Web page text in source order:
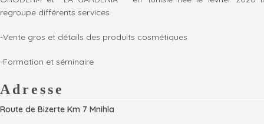
regroupe différents services
-Vente gros et détails des produits cosmétiques
-Formation et séminaire
Adresse
Route de Bizerte Km 7 Mnihla